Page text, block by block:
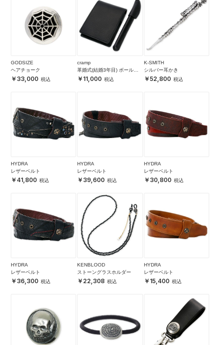
GODSIZE
ヘアチョーク
33,000
cramp
革婚式(結婚3年目) ボールペ
ン&メモ帳ケースセット 名入
れ対応 即日出荷 送料無料 男
11,000
K-SMITH
シルバー耳かき
52,800
HYDRA
レザーベルト
41,800
HYDRA
レザーベルト
39,600
HYDRA
レザーベルト
30,800
HYDRA
レザーベルト
36,300
KENBLOOD
ストーングラスホルダー
22,308
HYDRA
レザーベルト
15,400